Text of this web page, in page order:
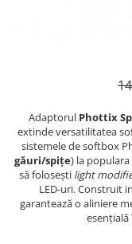
Convertoare pe filet
Inele reductii
Curatare si
Blitz-uri externe
Blitz-uri TTL -
Adaptorul Phottix
extinde versatilitatea
sistemele de softbox
găuri/spițe) la populara
să folosești light
LED-uri. Construit
garantează o aliniere